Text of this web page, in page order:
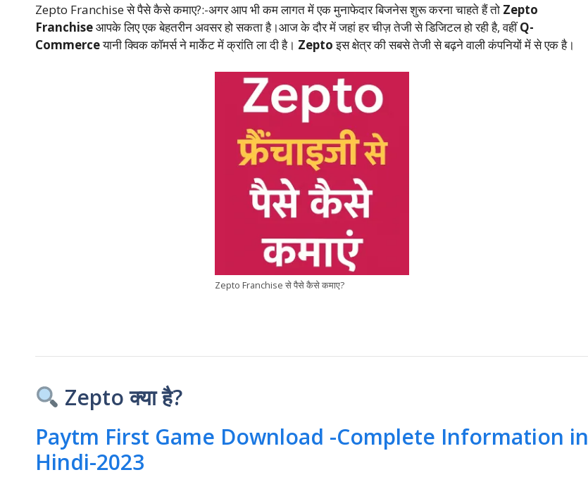
p
p
o
k
n m Tr
a
n
sl
at
Zepto Franchise से पैसे कैसे कमाए?:-अगर आप भी कम लागत में एक मुनाफेदार बिजनेस शुरू करना चाहते हैं तो Zepto
Franchiseआपके लिए एक बेहतरीन अवसर हो सकता है।आज के दौर में जहां हर चीज़ तेजी से डिजिटल हो रही है, वहींQ-
Commerceयानी क्विक कॉमर्स ने मार्केट में क्रांति ला दी है। Zeptoइस क्षेत्र की सबसे तेजी से बढ़ने वाली कंपनियों में से एक है।
Zepto Franchise से पैसे कैसे कमाए?
Zepto क्या है?
Paytm First Game Download -Complete Information in
Hindi-2023